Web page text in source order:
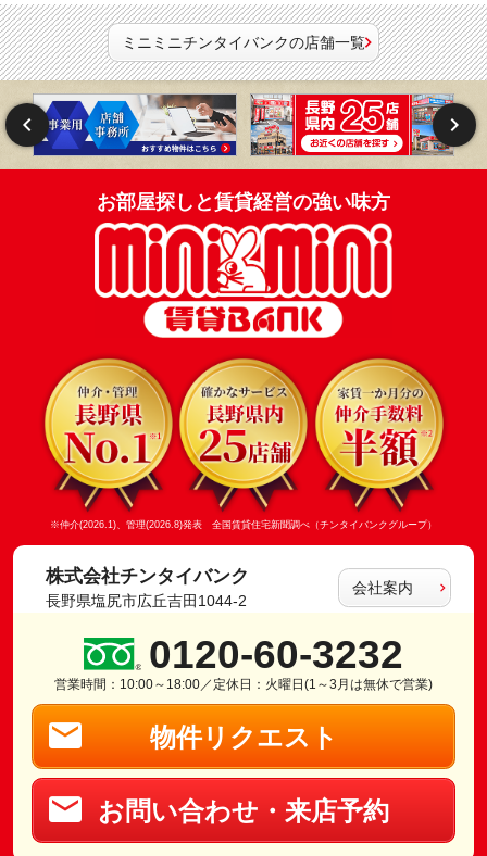
ミニミニチンタイバンクの店舗一覧
お部屋探しと賃貸経営の強い味方
※仲介(2026.1)、管理(2026.8)発表 全国賃貸住宅新聞調べ（チンタイバンクグループ）
株式会社チンタイバンク
長野県塩尻市広丘吉田1044-2
会社案内
0120-60-3232
営業時間：10:00～18:00／定休日：火曜日(1～3月は無休で営業)
物件リクエスト
お問い合わせ・来店予約